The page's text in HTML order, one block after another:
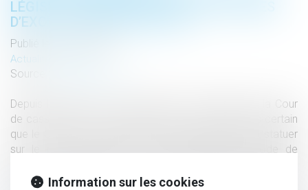
LÉGISLATIVES ENCADRANT LES CLAUSES
D’EXCLUSION DANS LES SAS
Publié le :
Actualités altajuris
Source :
Depuis la décision de la chambre commerciale de la Cour
de cassation du 12 octobre 2022, il est désormais certain
que le Conseil constitutionnel devra prochainement statuer
sur le point de savoir si les dispositions du Code de
sur la constitutionnalité des dispositions législatives enca...
Information sur les cookies